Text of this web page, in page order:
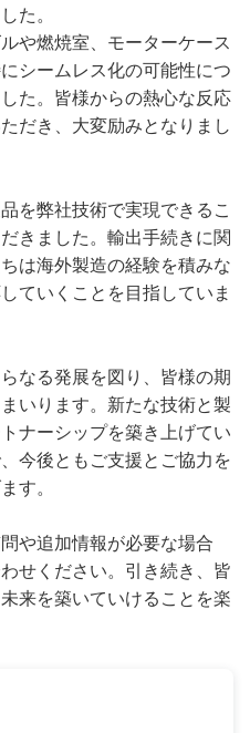
た。
や燃焼室、モーターケース
シームレス化の可能性につ
た。皆様からの熱心な反応
だき、大変励みとなりまし
を弊社技術で実現できるこ
きました。輸出手続きに関
は海外製造の経験を積みな
ていくことを目指していま
なる発展を図り、皆様の期
いります。新たな技術と製
ナーシップを築き上げてい
今後ともご支援とご協力を
す。
や追加情報が必要な場合
せください。引き続き、皆
来を築いていけることを楽